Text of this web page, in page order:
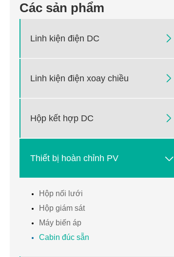
Các sản phẩm
Linh kiện điện DC 
Linh kiện điện xoay chiều 
Hộp kết hợp DC 
Thiết bị hoàn chỉnh PV 
Hộp nối lưới
Hộp giám sát
Máy biến áp
Cabin đúc sẵn